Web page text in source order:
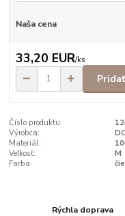
Naša cena
33,20 EUR/ks
Číslo produktu:
Výrobca:
Materiál:
Veľkosť:
M
Farba:
Rýchla doprava